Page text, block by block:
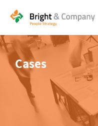
Cases